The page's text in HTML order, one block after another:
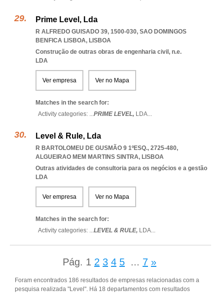
Prime Level, Lda
R ALFREDO GUISADO 39, 1500-030, SAO DOMINGOS
BENFICA LISBOA, LISBOA
Construção de outras obras de engenharia civil, n.e.
LDA
Ver empresa Ver no Mapa
Matches in the search for:
Activity categories: ...PRIME LEVEL, LDA...
Level & Rule, Lda
R BARTOLOMEU DE GUSMÃO 9 1ºESQ., 2725-480,
ALGUEIRAO MEM MARTINS SINTRA, LISBOA
Outras atividades de consultoria para os negócios e a gestão
LDA
Ver empresa Ver no Mapa
Matches in the search for:
Activity categories: ...LEVEL & RULE, LDA...
Pág. 1 2 3 4 5 ... 7 »
Foram encontrados 186 resultados de empresas relacionadas com a
pesquisa realizada "Level". Há 18 departamentos com resultados